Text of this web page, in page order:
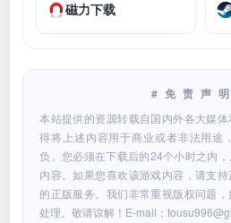
磁力下载
#免责声
本站提供的资源转载自国内外各大媒
得将上述内容用于商业或者非法用途
负。您必须在下载后的24个小时之内
内容。如果您喜欢该游戏内容，请支
的正版服务。我们非常重视版权问题
处理。敬请谅解！E-mail：